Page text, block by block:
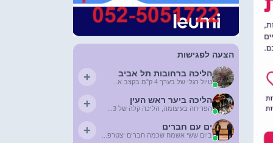
הצעה לפגישות
הליכה ברחובות תל אביב
טיול רגלי של בערך 4 ק"מ בקצב א... +
הליכה ביער ראש העין
הפריחה בעיצומה, הליכה קלה של 3... +
ים עם חברים
ביום ששי אשמח שכמה חברים יצטרפ... +